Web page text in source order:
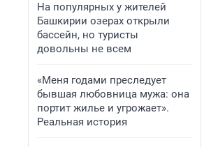
На популярных у жителей
Башкирии озерах открыли
бассейн, но туристы
довольны не всем
«Меня годами преследует
бывшая любовница мужа: она
портит жилье и угрожает».
Реальная история